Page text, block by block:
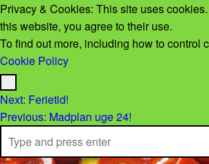
Privacy & Cookies: This site uses
this website, you agree to their use.
To find out more, including how to control
Cookie Policy
Post navigation
Next: Ferietid!
Previous: Madplan uge 24!
Search